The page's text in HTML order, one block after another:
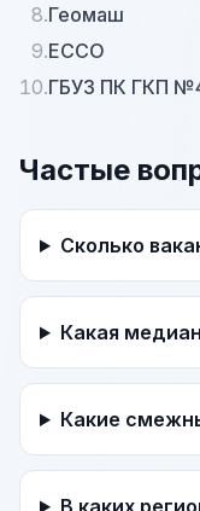
8.Геомаш
9.ECCO
10.ГБУЗ ПК ГКП
Частые
Сколько
Какая
Какие
В каких